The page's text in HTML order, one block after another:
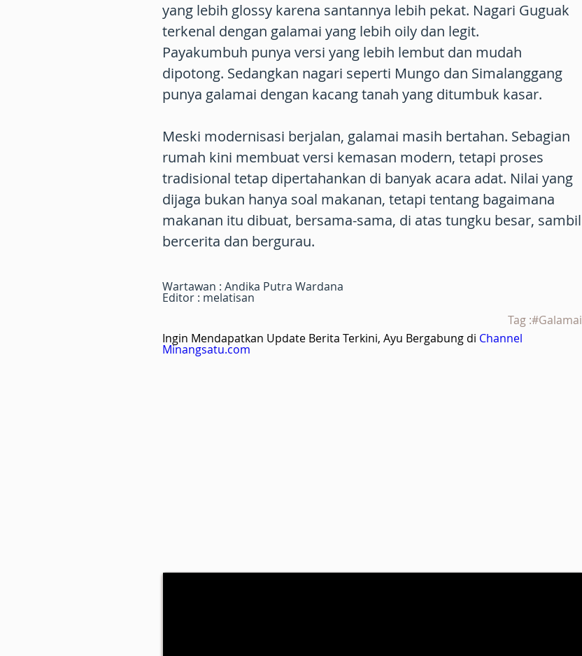
yang lebih glossy karena santannya lebih pekat. Nagari Guguak
terkenal dengan galamai yang lebih oily dan legit.
Payakumbuh punya versi yang lebih lembut dan mudah
dipotong. Sedangkan nagari seperti Mungo dan Simalanggang
punya galamai dengan kacang tanah yang ditumbuk kasar.
Meski modernisasi berjalan, galamai masih bertahan. Sebagian
rumah kini membuat versi kemasan modern, tetapi proses
tradisional tetap dipertahankan di banyak acara adat. Nilai yang
dijaga bukan hanya soal makanan, tetapi tentang bagaimana
makanan itu dibuat, bersama-sama, di atas tungku besar, sambil
bercerita dan bergurau.
Wartawan : Andika Putra Wardana
Editor : melatisan
Tag :#Galamai
Ingin Mendapatkan Update Berita Terkini, Ayu Bergabung di Channel
Minangsatu.com